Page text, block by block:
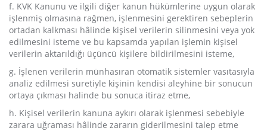
f. KVK Kanunu ve ilgili diğer kanun hükümlerine uygun olarak
işlenmiş olmasına rağmen, işlenmesini gerektiren sebeplerin
ortadan kalkması hâlinde kişisel verilerin silinmesini veya yok
edilmesini isteme ve bu kapsamda yapılan işlemin kişisel
verilerin aktarıldığı üçüncü kişilere bildirilmesini isteme,
g. İşlenen verilerin münhasıran otomatik sistemler vasıtasıyla
analiz edilmesi suretiyle kişinin kendisi aleyhine bir sonucun
ortaya çıkması halinde bu sonuca itiraz etme,
h. Kişisel verilerin kanuna aykırı olarak işlenmesi sebebiyle
zarara uğraması hâlinde zararın giderilmesini talep etme